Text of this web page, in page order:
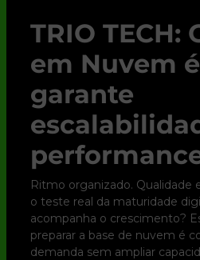
TRIO TECH:
em Nuvem
garante
Ritmo organizado. Qualidade
o teste real da maturidade
acompanha o crescimento?
preparar a base de nuvem é
demanda sem ampliar